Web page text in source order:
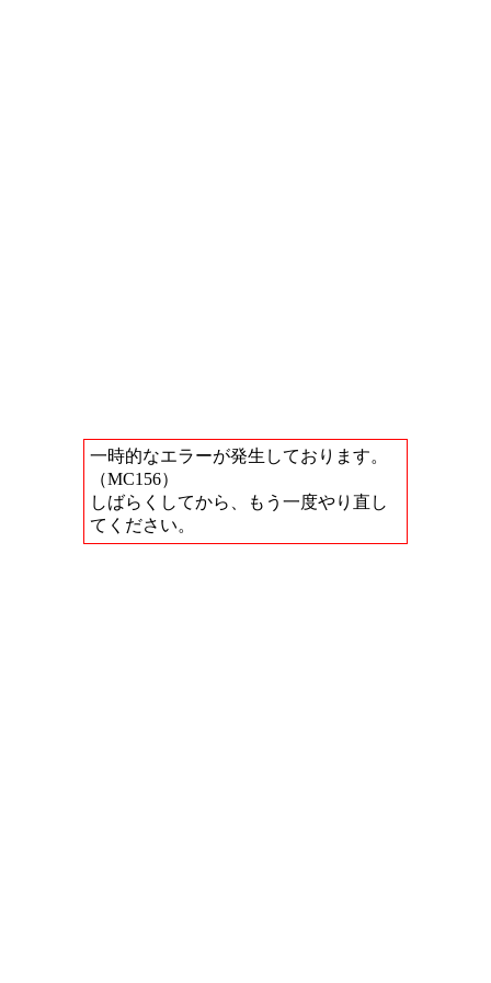
一時的なエラーが発生しております。
（MC156）
しばらくしてから、もう一度やり直し
てください。